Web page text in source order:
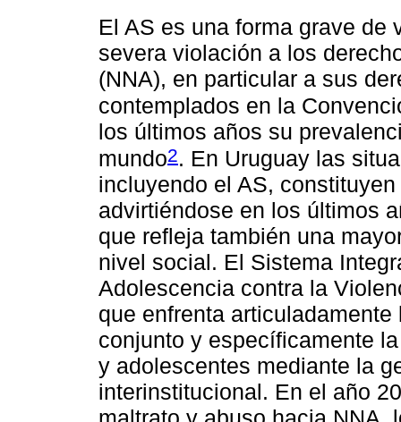
El AS es una forma grave de
severa violación a los
(NNA), en particular a sus
contemplados en la
los últimos años su
mundo2. En Uruguay las
incluyendo el AS,
advirtiéndose en los últimos
que refleja también una
nivel social. El Sistema
Adolescencia contra la
que enfrenta
conjunto y específicamente
y adolescentes mediante la
interinstitucional. En el año